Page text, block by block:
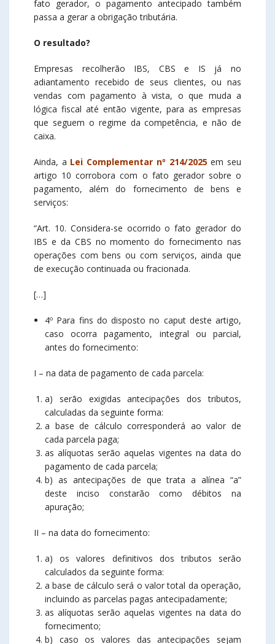
fato gerador, o pagamento antecipado também
passa a gerar a obrigação tributária.
O resultado?
Empresas recolherão IBS, CBS e IS já no
adiantamento recebido de seus clientes, ou nas
vendas com pagamento à vista, o que muda a
lógica fiscal até então vigente, para as empresas
que seguem o regime da competência, e não de
caixa.
Ainda, a Lei Complementar nº 214/2025 em seu
artigo 10 corrobora com o fato gerador sobre o
pagamento, além do fornecimento de bens e
serviços:
“Art. 10. Considera-se ocorrido o fato gerador do
IBS e da CBS no momento do fornecimento nas
operações com bens ou com serviços, ainda que
de execução continuada ou fracionada.
[…]
4º Para fins do disposto no caput deste artigo,
caso ocorra pagamento, integral ou parcial,
antes do fornecimento:
I – na data de pagamento de cada parcela:
a) serão exigidas antecipações dos tributos,
calculadas da seguinte forma:
a base de cálculo corresponderá ao valor de
cada parcela paga;
as alíquotas serão aquelas vigentes na data do
pagamento de cada parcela;
b) as antecipações de que trata a alínea “a”
deste inciso constarão como débitos na
apuração;
II – na data do fornecimento:
a) os valores definitivos dos tributos serão
calculados da seguinte forma:
a base de cálculo será o valor total da operação,
incluindo as parcelas pagas antecipadamente;
as alíquotas serão aquelas vigentes na data do
fornecimento;
b) caso os valores das antecipações sejam